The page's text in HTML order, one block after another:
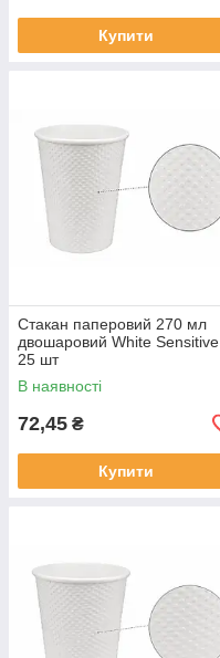
Купити
Стакан паперовий 270 мл
двошаровий White Sensitive
25 шт
В наявності
72,45 ₴
Купити